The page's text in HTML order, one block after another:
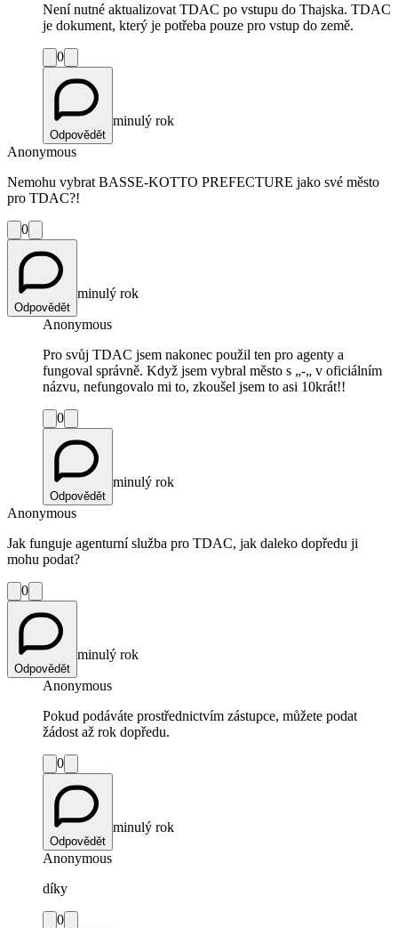
Není nutné aktualizovat TDAC po vstupu do Thajska. TDAC
je dokument, který je potřeba pouze pro vstup do země.
0
Odpovědět
minulý rok
Anonymous
Nemohu vybrat BASSE-KOTTO PREFECTURE jako své město
pro TDAC?!
0
Odpovědět
minulý rok
Anonymous
Pro svůj TDAC jsem nakonec použil ten pro agenty a
fungoval správně. Když jsem vybral město s „-„ v oficiálním
názvu, nefungovalo mi to, zkoušel jsem to asi 10krát!!
0
Odpovědět
minulý rok
Anonymous
Jak funguje agenturní služba pro TDAC, jak daleko dopředu ji
mohu podat?
0
Odpovědět
minulý rok
Anonymous
Pokud podáváte prostřednictvím zástupce, můžete podat
žádost až rok dopředu.
0
Odpovědět
minulý rok
Anonymous
díky
0